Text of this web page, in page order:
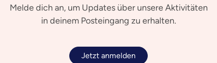
Melde dich an, um Updates über unsere Aktivitäten
in deinem Posteingang zu erhalten.
Jetzt anmelden